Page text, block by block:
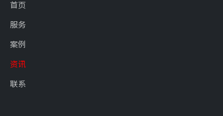
首页
服务
案例
资讯
联系